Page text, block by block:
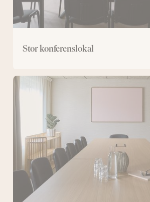
Stor konferenslokal
Mellan